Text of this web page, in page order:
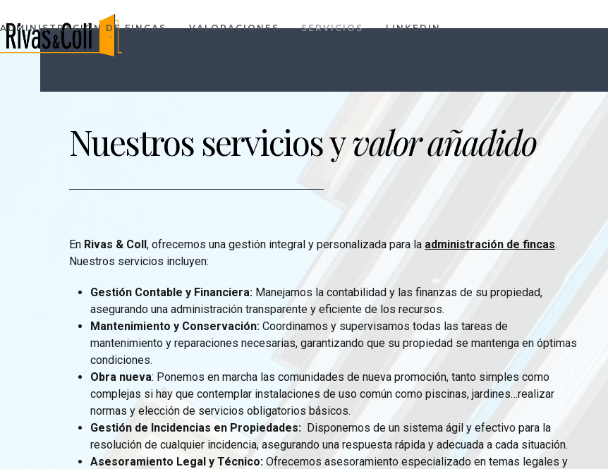
to
content
ADMINISTRACIÓN DE FINCAS VALORACIONES SERVICIOS LINKEDIN
Nuestros servicios yvalor añadido
En Rivas & Coll, ofrecemos una gestión integral y personalizada para la administración de fincas.
Nuestros servicios incluyen:
Gestión Contable y Financiera: Manejamos la contabilidad y las finanzas de su propiedad,
asegurando una administración transparente y eficiente de los recursos.
Mantenimiento y Conservación: Coordinamos y supervisamos todas las tareas de
mantenimiento y reparaciones necesarias, garantizando que su propiedad se mantenga en óptimas
condiciones.
Obra nueva: Ponemos en marcha las comunidades de nueva promoción, tanto simples como
complejas si hay que contemplar instalaciones de uso común como piscinas, jardines…realizar
normas y elección de servicios obligatorios básicos.
Gestión de Incidencias en Propiedades: Disponemos de un sistema ágil y efectivo para la
resolución de cualquier incidencia, asegurando una respuesta rápida y adecuada a cada situación.
Asesoramiento Legal y Técnico: Ofrecemos asesoramiento especializado en temas legales y